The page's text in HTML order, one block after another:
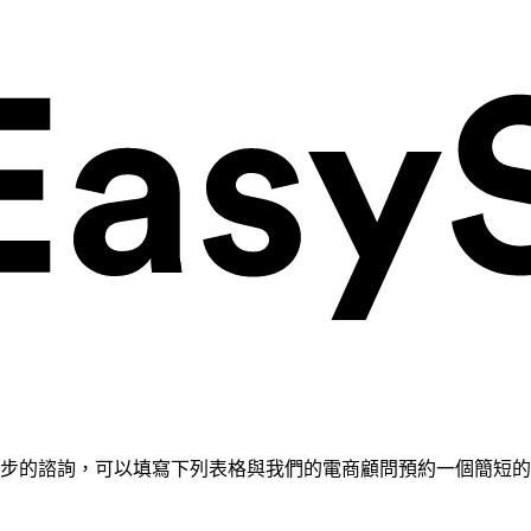
的諮詢，可以填寫下列表格與我們的電商顧問預約一個簡短